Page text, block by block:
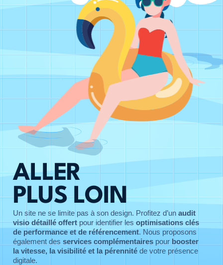
ALLER
PLUS LOIN
Un site ne se limite pas à son design. Profitez d’un audit
visio détaillé offertpour identifier lesoptimisations clés
de performance et de référencement. Nous proposons
également des services complémentairespour booster
la vitesse, la visibilité et la pérennitéde votre présence
digitale.